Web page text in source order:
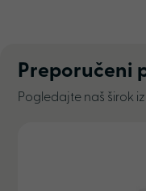
Preporučeni
Pogledajte naš širok